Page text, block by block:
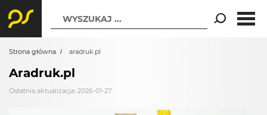
WYSZUKAJ ...
Strona główna aradruk.pl
Aradruk.pl
Ostatnia aktualizacja: 2026-01-27